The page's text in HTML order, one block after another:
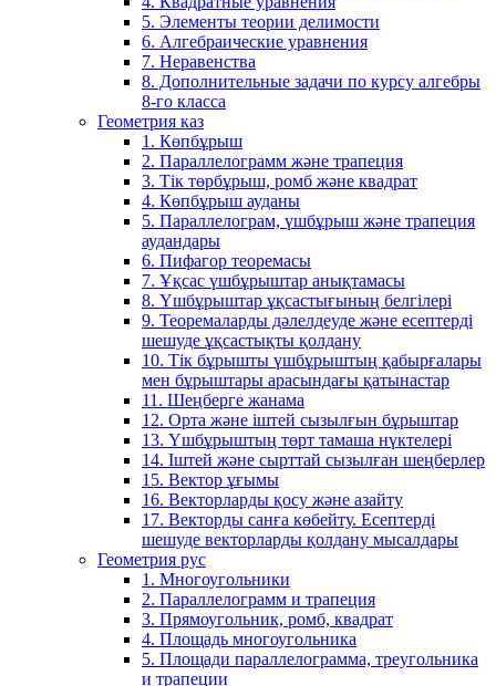
5. Элементы теории делимости
6. Алгебраические уравнения
7. Неравенства
8. Дополнительные задачи по курсу алгебры
8-го класса
Геометрия каз
1. Көпбұрыш
2. Параллелограмм және трапеция
3. Тік төрбұрыш, ромб және квадрат
4. Көпбұрыш ауданы
5. Параллелограм, үшбұрыш және трапеция
аудандары
6. Пифагор теоремасы
7. Ұқсас үшбұрыштар анықтамасы
8. Үшбұрыштар ұқсастығының белгілері
9. Теоремаларды дәлелдеуде және есептерді
шешуде ұқсастықты қолдану
10. Тік бұрышты үшбұрыштың қабырғалары
мен бұрыштары арасындағы қатынастар
11. Шеңберге жанама
12. Орта және іштей сызылғын бұрыштар
13. Үшбұрыштың төрт тамаша нүктелері
14. Іштей және сырттай сызылған шеңберлер
15. Вектор ұғымы
16. Векторларды қосу және азайту
17. Векторды санға көбейту. Есептерді
шешуде векторларды қолдану мысалдары
Геометрия рус
1. Многоугольники
2. Параллелограмм и трапеция
3. Прямоугольник, ромб, квадрат
4. Площадь многоугольника
5. Площади параллелограмма, треугольника
и трапеции